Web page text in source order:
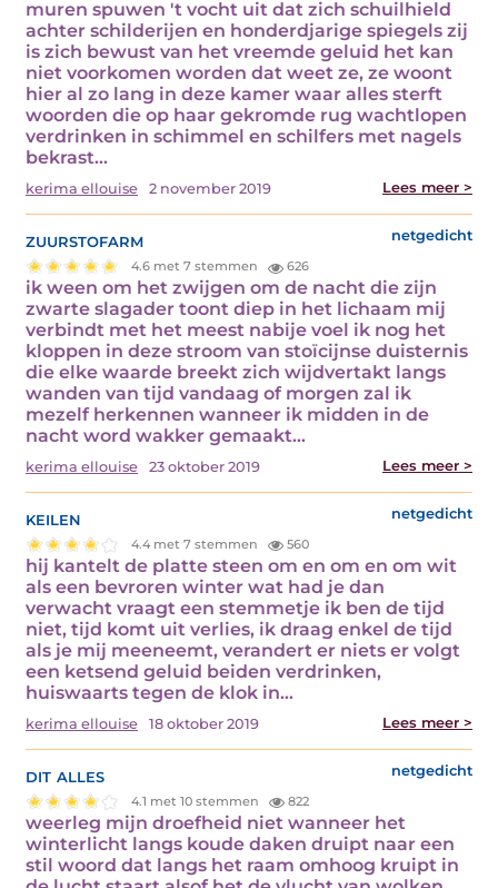
muren spuwen 't vocht uit dat zich schuilhield
achter schilderijen en honderdjarige spiegels zij
is zich bewust van het vreemde geluid het kan
niet voorkomen worden dat weet ze, ze woont
hier al zo lang in deze kamer waar alles sterft
woorden die op haar gekromde rug wachtlopen
verdrinken in schimmel en schilfers met nagels
bekrast…
kerima ellouise 2 november 2019 Lees meer >
zuurstofarm netgedicht
4.6 met 7 stemmen 626
ik ween om het zwijgen om de nacht die zijn
zwarte slagader toont diep in het lichaam mij
verbindt met het meest nabije voel ik nog het
kloppen in deze stroom van stoïcijnse duisternis
die elke waarde breekt zich wijdvertakt langs
wanden van tijd vandaag of morgen zal ik
mezelf herkennen wanneer ik midden in de
nacht word wakker gemaakt…
kerima ellouise 23 oktober 2019 Lees meer >
keilen netgedicht
4.4 met 7 stemmen 560
hij kantelt de platte steen om en om en om wit
als een bevroren winter wat had je dan
verwacht vraagt een stemmetje ik ben de tijd
niet, tijd komt uit verlies, ik draag enkel de tijd
als je mij meeneemt, verandert er niets er volgt
een ketsend geluid beiden verdrinken,
huiswaarts tegen de klok in…
kerima ellouise 18 oktober 2019 Lees meer >
dit alles netgedicht
4.1 met 10 stemmen 822
weerleg mijn droefheid niet wanneer het
winterlicht langs koude daken druipt naar een
stil woord dat langs het raam omhoog kruipt in